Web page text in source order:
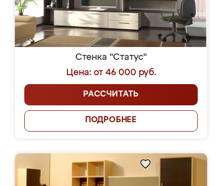
Стенка "Статус"
Цена: от 46 000 руб.
РАССЧИТАТЬ
ПОДРОБНЕЕ